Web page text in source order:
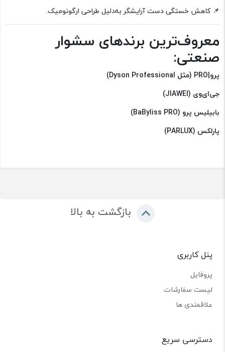
📌 کاهش خستگی دست آرایشگر به‌دلیل طراحی ارگونومیک.
معروف‌ترین برندهای سشوار
صنعتی:
پرو|PRO (مثل Dyson Professional)
جی‌ای‌وی (JIAWEI)
بابیلیس پرو (BaByliss PRO)
پارلکس (PARLUX)
بازگشت به بالا
پنل کاربری
پروفایل
لیست سفارشات
علاقمندی ها
دسترسی سریع